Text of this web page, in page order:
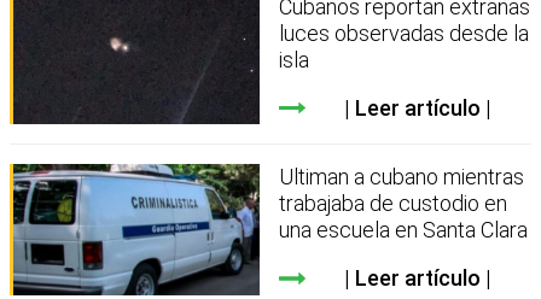
Cubanos reportan extrañas
luces observadas desde la
isla
Leer artículo
Ultiman a cubano mientras
trabajaba de custodio en
una escuela en Santa Clara
Leer artículo